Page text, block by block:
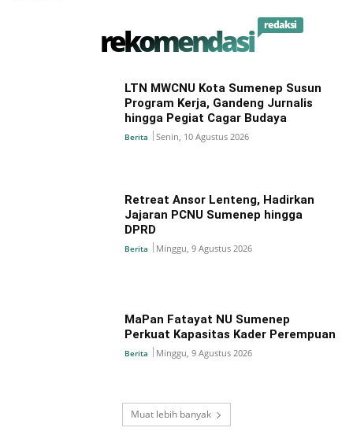
rekomendasi redaksi
LTN MWCNU Kota Sumenep Susun
Program Kerja, Gandeng Jurnalis
hingga Pegiat Cagar Budaya
Berita Senin, 10 Agustus 2026
Retreat Ansor Lenteng, Hadirkan
Jajaran PCNU Sumenep hingga
DPRD
Berita Minggu, 9 Agustus 2026
MaPan Fatayat NU Sumenep
Perkuat Kapasitas Kader Perempuan
Berita Minggu, 9 Agustus 2026
Muat lebih banyak